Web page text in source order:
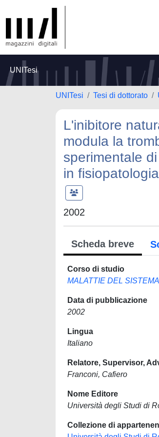
UNITesi
UNITesi Tesi di dottorato
L'inibitore
modula la
sperimentale
in
2002
Scheda breve
Corso di studio
MALATTIE DEL
Data di pubblicazione
2002
Lingua
Italiano
Relatore, Supervisor,
Franconi, Cafiero
Nome Editore
Università degli Studi di
Collezione di